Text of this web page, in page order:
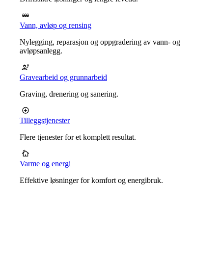
Vann, avløp og rensing
Nylegging, reparasjon og oppgradering av vann- og
avløpsanlegg.
Gravearbeid og grunnarbeid
Graving, drenering og sanering.
Tilleggstjenester
Flere tjenester for et komplett resultat.
Varme og energi
Effektive løsninger for komfort og energibruk.